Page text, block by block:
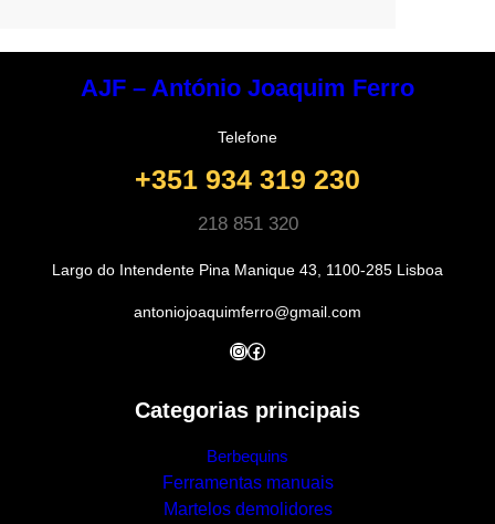
AJF – António Joaquim Ferro
Telefone
+351 934 319 230
218 851 320
Largo do Intendente Pina Manique 43, 1100-285 Lisboa
antoniojoaquimferro@gmail.com
InstagramFacebook
Categorias principais
Berbequins
Ferramentas manuais
Martelos demolidores